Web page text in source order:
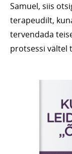
Samuel, siis
terapeudilt,
tervendada
protsessi vältel